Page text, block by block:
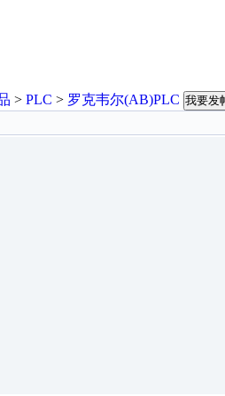
> PLC > 罗克韦尔(AB)PLC 我要发